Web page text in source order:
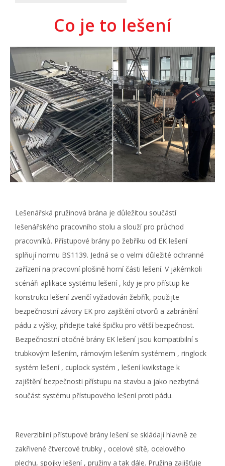
Co je to lešení
Lešenářská pružinová brána je důležitou součástí
lešenářského pracovního stolu a slouží pro průchod
pracovníků. Přístupové brány po žebříku od EK lešení
splňují normu BS1139. Jedná se o velmi důležité ochranné
zařízení na pracovní plošině horní části lešení. V jakémkoli
scénáři aplikace systému lešení , kdy je pro přístup ke
konstrukci lešení zvenčí vyžadován žebřík, použijte
bezpečnostní závory EK pro zajištění otvorů a zabránění
pádu z výšky; přidejte také špičku pro větší bezpečnost.
Bezpečnostní otočné brány EK lešení jsou kompatibilní s
trubkovým lešením, rámovým lešením systémem , ringlock
systém lešení , cuplock systém , lešení kwikstage k
zajištění bezpečnosti přístupu na stavbu a jako nezbytná
součást systému přístupového lešení proti pádu.
Reverzibilnípřístupové brány lešení se skládají hlavně ze
zakřivené čtvercové trubky , ocelové sítě, ocelového
plechu, spojky lešení , pružiny a tak dále. Pružina zajišťuje